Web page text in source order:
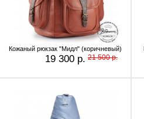
Кожаный рюкзак "Мидл" (коричневый)
19 300 р. 21 500 р.